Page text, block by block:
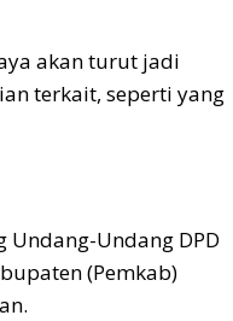
akan turut jadi
terkait, seperti yang
Undang-Undang DPD
(Pemkab)